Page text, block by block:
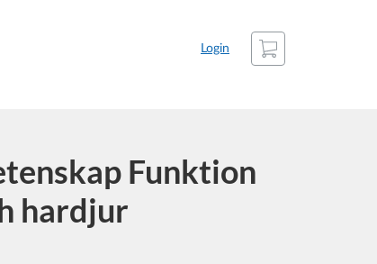
Login
Cart
Funktion
hardjur